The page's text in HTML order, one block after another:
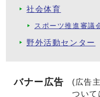
社会体育
スポーツ推進審議
野外活動センター
バナー広告
(広告
ついて